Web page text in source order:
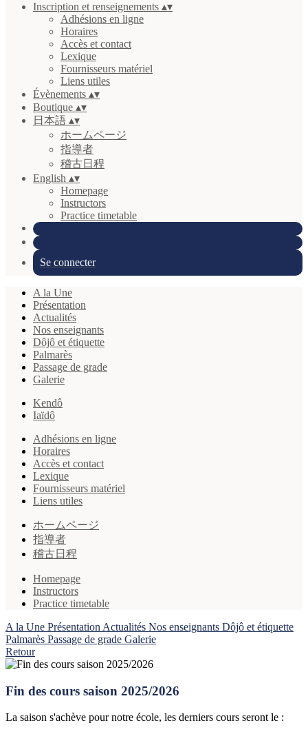
Inscription et renseignements ▴▾
Adhésions en ligne
Horaires
Accès et contact
Lexique
Fournisseurs matériel
Liens utiles
Évènements ▴▾
Boutique ▴▾
日本語 ▴▾
ホームページ
指導者
稽古日程
English ▴▾
Homepage
Instructors
Practice timetable
Se connecter
A la Une
Présentation
Actualités
Nos enseignants
Dôjô et étiquette
Palmarès
Passage de grade
Galerie
Kendô
Iaïdô
Adhésions en ligne
Horaires
Accès et contact
Lexique
Fournisseurs matériel
Liens utiles
ホームページ
指導者
稽古日程
Homepage
Instructors
Practice timetable
A la Une Présentation Actualités Nos enseignants Dôjô et étiquette
Palmarès Passage de grade Galerie
Retour
Fin des cours saison 2025/2026
La saison s'achève pour notre école, les derniers cours seront le :